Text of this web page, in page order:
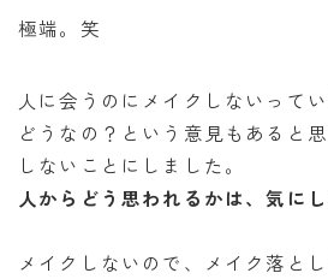
極端。笑
人に会うのにメイクしないって
どうなの？という意見もあると
しないことにしました。
人からどう思われるかは、気に
メイクしないので、メイク落とし